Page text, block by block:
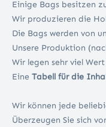
Einige Bags besitzen
Wir produzieren die
Die Bags werden von
Unsere Produktion
Wir legen sehr viel
Eine Tabell für die
Wir können jede
Überzeugen Sie sich